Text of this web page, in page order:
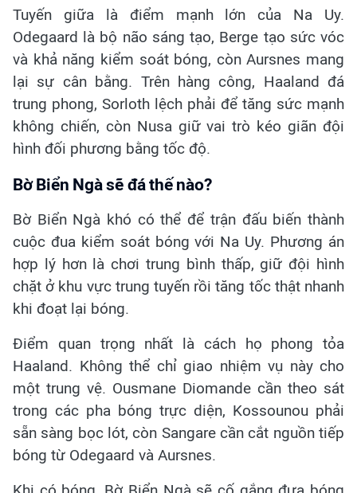
Tuyến giữa là điểm mạnh lớn của Na Uy.
Odegaard là bộ não sáng tạo, Berge tạo sức vóc
và khả năng kiểm soát bóng, còn Aursnes mang
lại sự cân bằng. Trên hàng công, Haaland đá
trung phong, Sorloth lệch phải để tăng sức mạnh
không chiến, còn Nusa giữ vai trò kéo giãn đội
hình đối phương bằng tốc độ.
Bờ Biển Ngà sẽ đá thế nào?
Bờ Biển Ngà khó có thể để trận đấu biến thành
cuộc đua kiểm soát bóng với Na Uy. Phương án
hợp lý hơn là chơi trung bình thấp, giữ đội hình
chặt ở khu vực trung tuyến rồi tăng tốc thật nhanh
khi đoạt lại bóng.
Điểm quan trọng nhất là cách họ phong tỏa
Haaland. Không thể chỉ giao nhiệm vụ này cho
một trung vệ. Ousmane Diomande cần theo sát
trong các pha bóng trực diện, Kossounou phải
sẵn sàng bọc lót, còn Sangare cần cắt nguồn tiếp
bóng từ Odegaard và Aursnes.